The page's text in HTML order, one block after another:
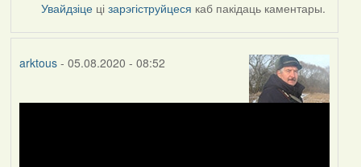
arktousУвайдзіце цізарэгіструйцеся каб пакідаць каментары.
arktous- 05.08.2020 - 08:52